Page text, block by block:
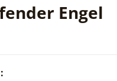
Engel